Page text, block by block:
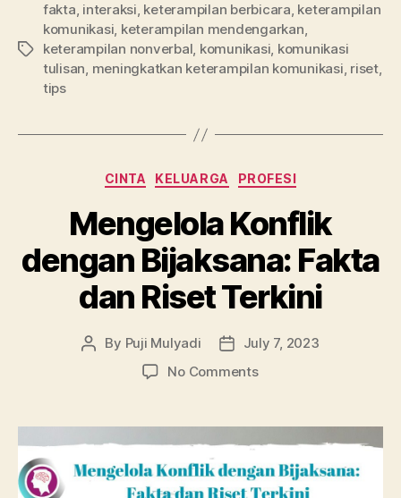
Tags
fakta, interaksi, keterampilan berbicara, keterampilan
komunikasi, keterampilan mendengarkan,
keterampilan nonverbal, komunikasi, komunikasi
tulisan, meningkatkan keterampilan komunikasi, riset,
tips
Categories
CINTA KELUARGA PROFESI
Mengelola Konflik
dengan Bijaksana: Fakta
dan Riset Terkini
Post
By Puji Mulyadi
PostJuly 7, 2023
No Commentson
dengan
Bijaksana:
Fakta
dan